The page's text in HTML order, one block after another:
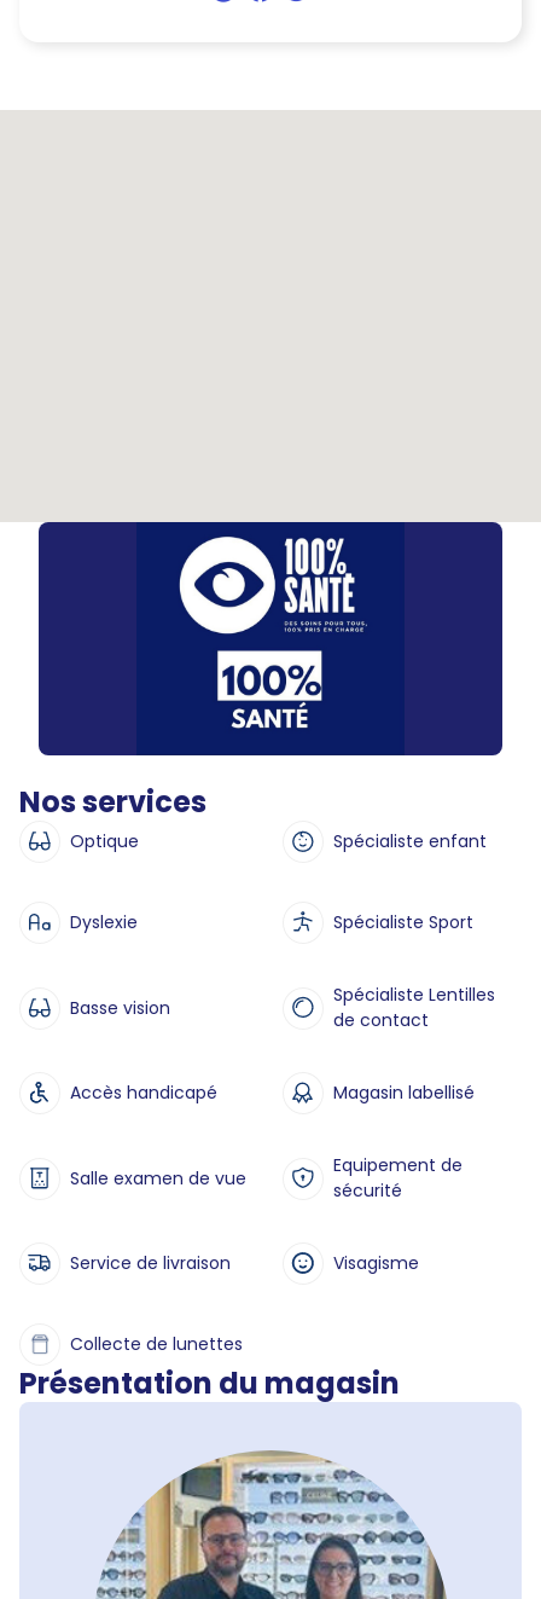
Nos services
Optique Spécialiste enfant
Dyslexie Spécialiste Sport
Basse vision
Spécialiste Lentilles
de contact
Accès handicapé Magasin labellisé
Salle examen de vue
Equipement de
sécurité
Service de livraison Visagisme
Collecte de lunettes
Présentation du magasin